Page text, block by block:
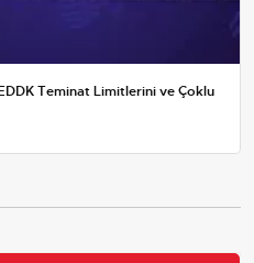
Teminat Limitlerini ve Çoklu